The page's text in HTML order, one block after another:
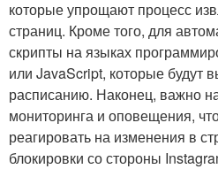
которые упрощают процесс
страниц. Кроме того, для
скрипты на языках
или JavaScript, которые будут
расписанию. Наконец, важно
мониторинга и оповещения,
реагировать на изменения в
блокировки со стороны